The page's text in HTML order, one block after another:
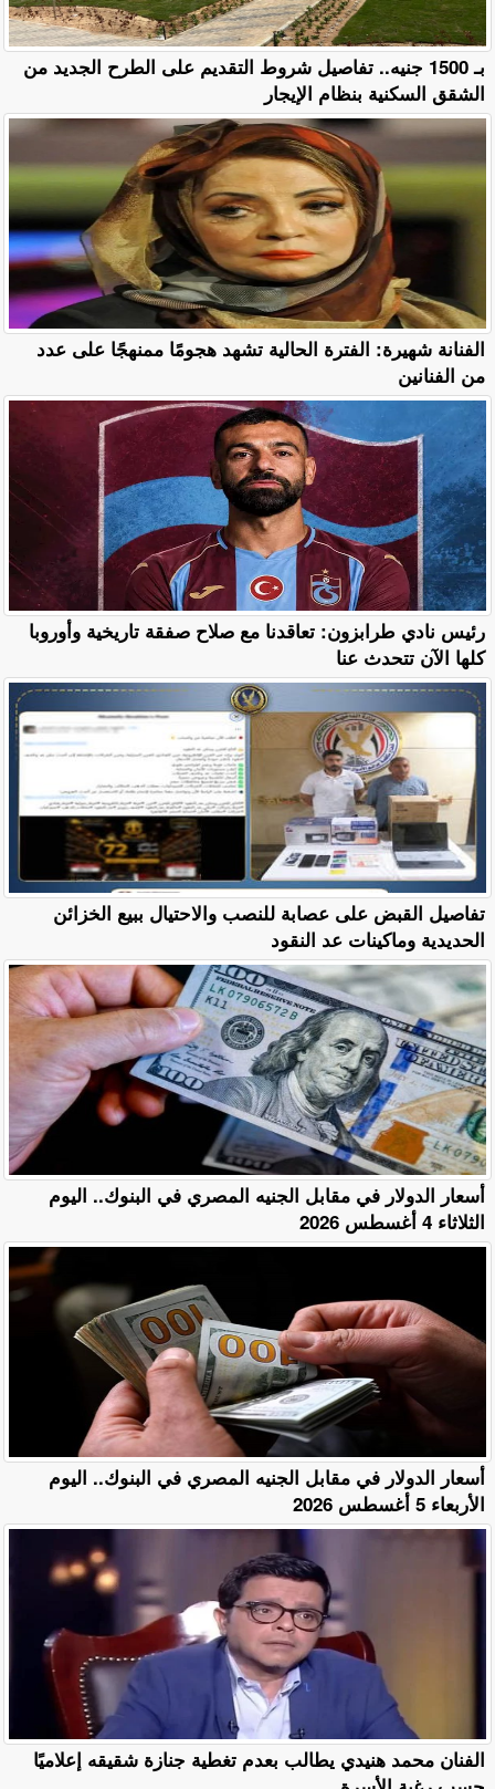
بـ 1500 جنيه.. تفاصيل شروط التقديم على الطرح الجديد من
الشقق السكنية بنظام الإيجار
الفنانة شهيرة: الفترة الحالية تشهد هجومًا ممنهجًا على عدد
من الفنانين
رئيس نادي طرابزون: تعاقدنا مع صلاح صفقة تاريخية وأوروبا
كلها الآن تتحدث عنا
تفاصيل القبض على عصابة للنصب والاحتيال ببيع الخزائن
الحديدية وماكينات عد النقود
أسعار الدولار في مقابل الجنيه المصري في البنوك.. اليوم
الثلاثاء 4 أغسطس 2026
أسعار الدولار في مقابل الجنيه المصري في البنوك.. اليوم
الأربعاء 5 أغسطس 2026
الفنان محمد هنيدي يطالب بعدم تغطية جنازة شقيقه إعلاميًا